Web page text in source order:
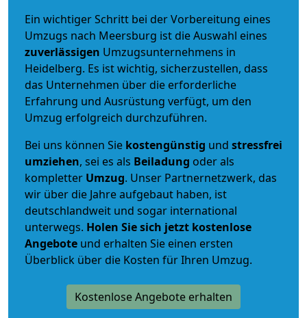
Ein wichtiger Schritt bei der Vorbereitung eines
Umzugs nach Meersburg ist die Auswahl eines
zuverlässigen Umzugsunternehmens in
Heidelberg. Es ist wichtig, sicherzustellen, dass
das Unternehmen über die erforderliche
Erfahrung und Ausrüstung verfügt, um den
Umzug erfolgreich durchzuführen.
Bei uns können Sie kostengünstig und stressfrei
umziehen, sei es als Beiladung oder als
kompletter Umzug. Unser Partnernetzwerk, das
wir über die Jahre aufgebaut haben, ist
deutschlandweit und sogar international
unterwegs. Holen Sie sich jetzt kostenlose
Angebote und erhalten Sie einen ersten
Überblick über die Kosten für Ihren Umzug.
Kostenlose Angebote erhalten